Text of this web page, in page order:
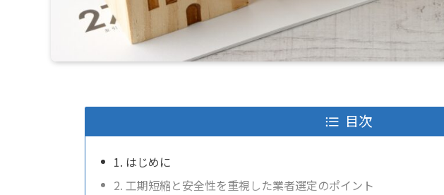
目次
1. はじめに
2. 工期短縮と安全性を重視した業者選定のポイント